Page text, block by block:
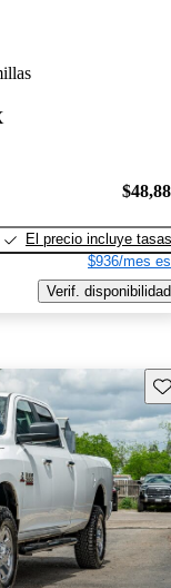
El precio incluye tasas
$936/mes
Verif. disponibilidad